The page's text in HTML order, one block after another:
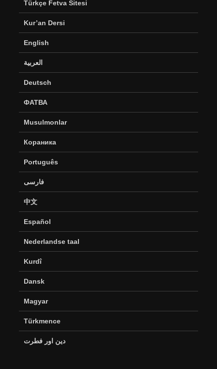
Türkçe Fetva Sitesi
Kur’an Dersi
English
العربية
Deutsch
ФАТВА
Musulmonlar
Кораника
Português
فارسی
中文
Español
Nederlandse taal
Kurdî
Dansk
Magyar
Türkmence
دین اور فطرت